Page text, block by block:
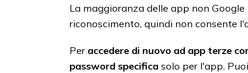
La maggioranza delle app non
riconoscimento, quindi non consente
Per accedere di nuovo ad app terze
password specifica solo per l'app.